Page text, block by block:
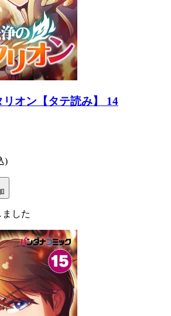
オン【タテ読み】 14
)
した